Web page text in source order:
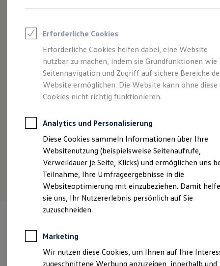
Zubehör- und Serviceangebote
Leasing
Leasing-Angebote
Gebrauchtwagen Leasing
Junge Gebrauchtwagen-Leasing
Elektroauto Leasing
Kleinwagen-Leasing
Leasing ohne Anzahlung
Finanzierung
Kfz-Versicherung
Restschuldversicherungen
Garantien
Wartungsverträge
Geschäftskunden
Professional Class bei Volkswagen
Großkunden
Behörden
Direktkunden
Sonderfahrzeuge
Anpfiff zum Gewinn
Elektroautos
ID. Tutorials
Elektrofahrzeugkonzepte
Angebot gültig bis 30.09.2026
Begeistert. Der neue vollelektrische ID. Cross.
Für 33.490,00 € inkl. Werksabholung
Details ansehen
€
Verantwortlich für die Inhalte auf dieser Seite ist die AHG GmbH &
Impressum & Rechtliches)
Erforderliche Cookies
Erforderliche Cookies helfen dabei, eine Website
nutzbar zu machen, indem sie Grundfunktionen wie
Seitennavigation und Zugriff auf sichere Bereiche
Website ermöglichen. Die Website kann ohne diese
Cookies nicht richtig funktionieren.
Analytics und Personalisierung
Diese Cookies sammeln Informationen über Ihre
Websitenutzung (beispielsweise Seitenaufrufe,
Verweildauer je Seite, Klicks) und ermöglichen uns
Teilnahme, Ihre Umfrageergebnisse in die
Websiteoptimierung mit einzubeziehen. Damit
sie uns, Ihr Nutzererlebnis persönlich auf Sie
zuzuschneiden.
Marketing
Wir nutzen diese Cookies, um Ihnen auf Ihre
zugeschnittene Werbung anzuzeigen, innerhalb und